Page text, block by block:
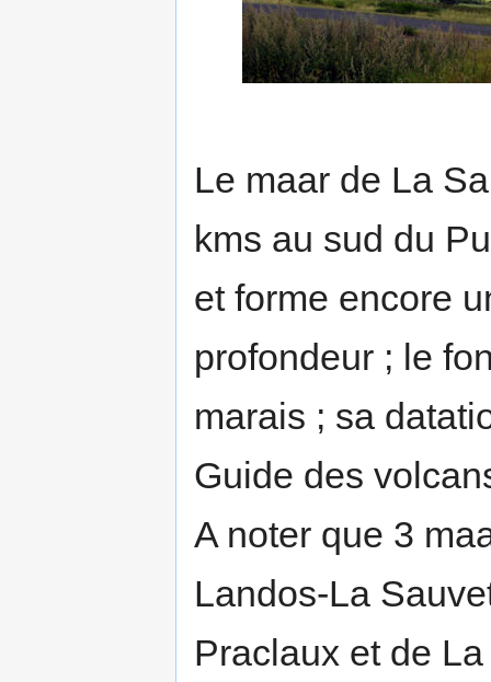
Le maar de La
kms au sud du
et forme encore
profondeur ; le
marais ; sa
Guide des
A noter que 3
Landos-La
Praclaux et de